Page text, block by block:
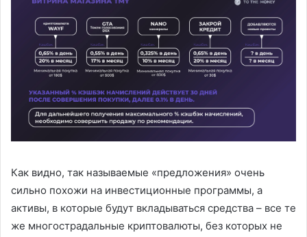
Как видно, так называемые «предложения» очень
сильно похожи на инвестиционные программы, а
активы, в которые будут вкладываться средства – все те
же многострадальные криптовалюты, без которых не